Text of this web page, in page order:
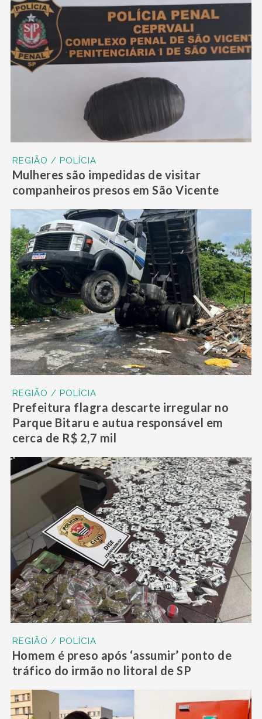
REGIÃO / POLÍCIA
Mulheres são impedidas de visitar
companheiros presos em São Vicente
REGIÃO / POLÍCIA
Prefeitura flagra descarte irregular no
Parque Bitaru e autua responsável em
cerca de R$ 2,7 mil
REGIÃO / POLÍCIA
Homem é preso após ‘assumir’ ponto de
tráfico do irmão no litoral de SP